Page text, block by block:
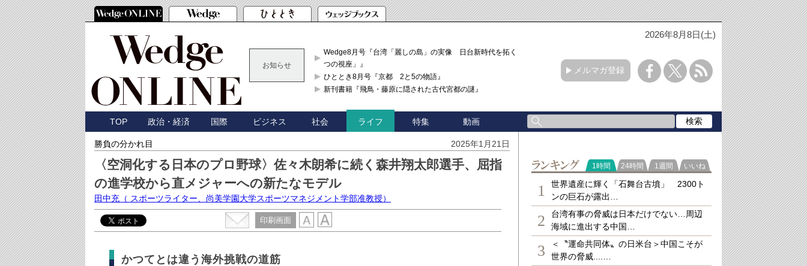
2026年8月8日(土)
お知らせ
Wedge8月号『台湾「麗しの島」の実像 日台新時代を拓く「3
つの視座」』
ひととき8月号『京都 2と5の物語』
新刊書籍『飛鳥・藤原に隠された古代宮都の謎』
メルマガ登録
TOP 政治・経済 国際 ビジネス 社会 ライフ 特集 動画
勝負の分かれ目 2025年1月21日
〈空洞化する日本のプロ野球〉佐々木朗希に続く森井翔太郎選手、屈指
の進学校から直メジャーへの新たなモデル
田中充 （ スポーツライター、尚美学園大学スポーツマネジメント学部准教授）
印刷画面
かつてとは違う海外挑戦の道筋
ランキング
1時間 24時間 1週間 いいね
1
世界遺産に輝く「石舞台古墳」 2300ト
ンの巨石が露出…
2
台湾有事の脅威は日本だけでない…周辺
海域に進出する中国…
3
＜〝運命共同体〟の日米台＞中国こそが
世界の脅威....…